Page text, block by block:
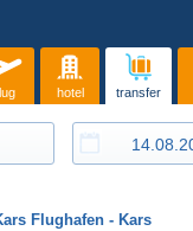
hotel transfer
Flughafen - Kars